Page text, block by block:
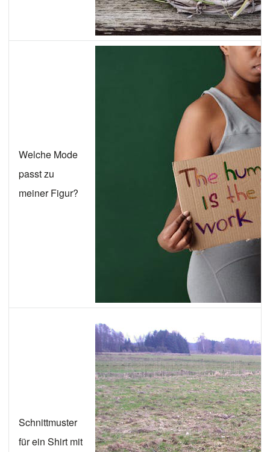
Welche Mode
passt zu
meiner Figur?
Schnittmuster
für ein Shirt mit